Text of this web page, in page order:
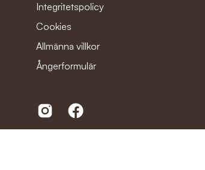
Integritetspolicy
Cookies
Allmänna villkor
Ångerformulär